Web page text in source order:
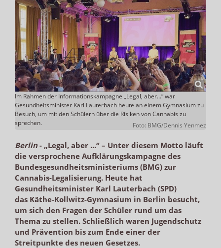
Im Rahmen der Informationskampagne „Legal, aber...“ war
Gesundheitsminister Karl Lauterbach heute an einem Gymnasium zu
Besuch, um mit den Schülern über die Risiken von Cannabis zu
sprechen.
Foto: BMG/Dennis Yenmez
Berlin- „Legal, aber ...“ – Unter diesem Motto läuft
die versprochene Aufklärungskampagne des
Bundesgesundheitsministeriums (BMG) zur
Cannabis-Legalisierung. Heute hat
Gesundheitsminister Karl Lauterbach (SPD)
das Käthe-Kollwitz-Gymnasium in Berlin besucht,
um sich den Fragen der Schüler rund um das
Thema zu stellen. Schließlich waren Jugendschutz
und Prävention bis zum Ende einer der
Streitpunkte des neuen Gesetzes.